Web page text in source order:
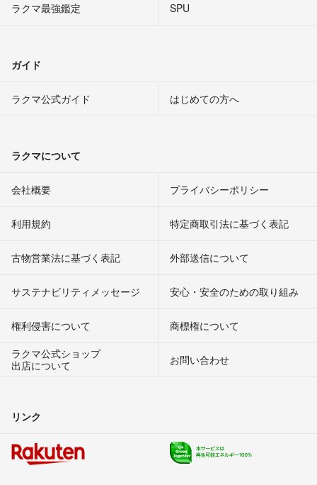
ラクマ最強鑑定
SPU
ガイド
ラクマ公式ガイド はじめての方へ
ラクマについて
会社概要 プライバシーポリシー
利用規約 特定商取引法に基づく表記
古物営業法に基づく表記 外部送信について
サステナビリティメッセージ 安心・安全のための取り組み
権利侵害について
商標権について
ラクマ公式ショップ
出店について
お問い合わせ
リンク